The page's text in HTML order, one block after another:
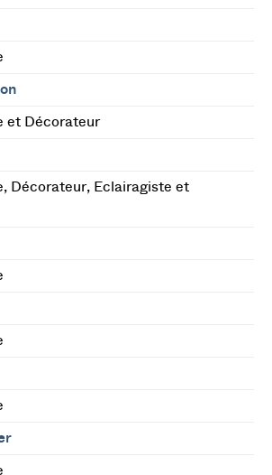
et Décorateur
Décorateur, Eclairagiste et